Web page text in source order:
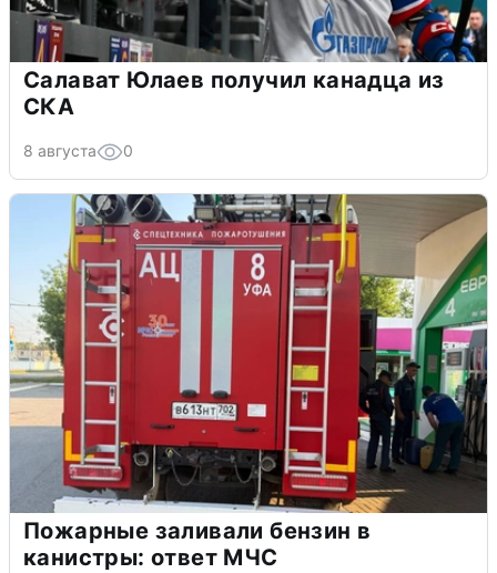
Салават Юлаев получил канадца из
СКА
8 августа 0
Пожарные заливали бензин в
канистры: ответ МЧС